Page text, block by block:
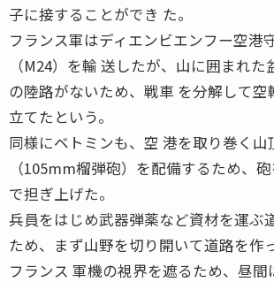
子に接することができ た。
フランス軍はディエンビエンフー空港
（M24）を輸 送したが、山に囲まれ
の陸路がないため、戦車 を分解して空
立てたという。
同様にベトミンも、空 港を取り巻く山
（105mm榴弾砲）を配備するため、
で担ぎ上げた。
兵員をはじめ武器弾薬など資材を運ぶ
ため、まず山野を切り開いて道路を作
フランス 軍機の視界を遮るため、昼間